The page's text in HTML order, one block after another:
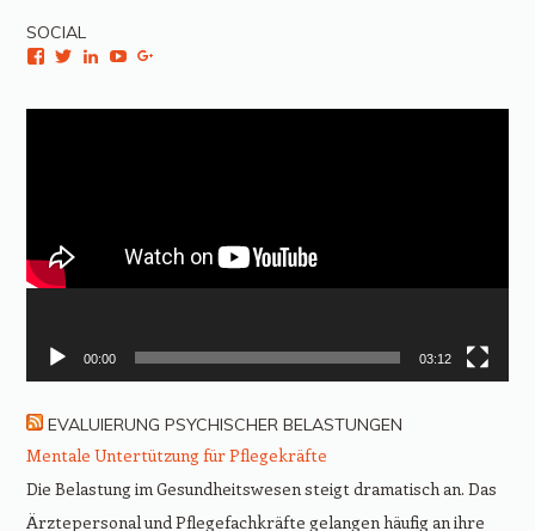
SOCIAL
Facebook
TwitterLinkedIn
YouTube
00:00 03:12
EVALUIERUNG PSYCHISCHER BELASTUNGEN
Mentale Untertützung für Pflegekräfte
Die Belastung im Gesundheitswesen steigt dramatisch an. Das
Ärztepersonal und Pflegefachkräfte gelangen häufig an ihre